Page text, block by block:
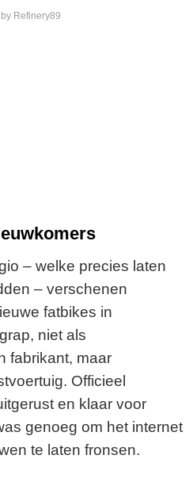
Refinery89
– welke precies laten
– verschenen
fatbikes in
niet als
fabrikant, maar
Officieel
en klaar voor
genoeg om het internet
te laten fronsen.